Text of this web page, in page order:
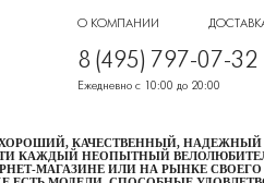
О КОМПАНИИ
8 (495) 797-07-32
Ежедневно с 10:00 до 20:00